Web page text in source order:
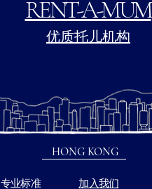
RENT-A-MUM
优质托儿机构
HONG KONG
专业标准 加入我们